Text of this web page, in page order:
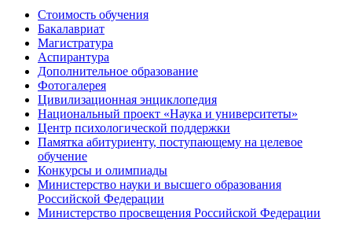
Стоимость обучения
Бакалавриат
Магистратура
Аспирантура
Дополнительное образование
Фотогалерея
Цивилизационная энциклопедия
Национальный проект «Наука и университеты»
Центр психологической поддержки
Памятка абитуриенту, поступающему на целевое
обучение
Конкурсы и олимпиады
Министерство науки и высшего образования
Российской Федерации
Министерство просвещения Российской Федерации